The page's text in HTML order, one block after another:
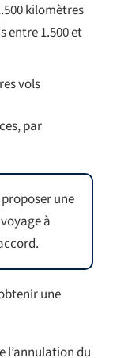
kilomètres
entre 1.500 et
vols
par
une
à
une
l’annulation du